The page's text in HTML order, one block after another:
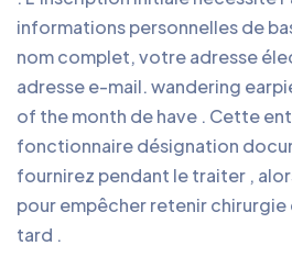
informations personnelles de
nom complet, votre adresse
adresse e-mail. wandering
of the month de have . Cette
fonctionnaire désignation
fournirez pendant le traiter ,
pour empêcher retenir
tard .